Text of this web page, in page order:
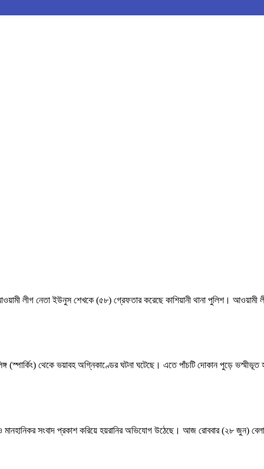
আওয়ামী লীগ নেতা ইউনুস শেখকে (৫৮) গ্রেফতার করেছে কাশিয়ানী থানা পুলিশ।
(স্পার্কিং) থেকে ভয়াবহ অগ্নিকাণ্ডের ঘটনা ঘটেছে। এতে পাঁচটি দোকান পুড়ে
ও মানহানিকর সংবাদ প্রকাশ করিয়ে হয়রানির অভিযোগ উঠেছে। আজ রোববার (২৮ জুন) বেলা